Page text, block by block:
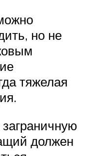
но не
тяжелая
должен